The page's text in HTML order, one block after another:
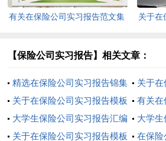
有关在保险公司实习报告范文集
关于在
【保险公司实习报告】相关文章：
精选在保险公司实习报告锦集
8篇
关于在
汇总八
关于在保险公司实习报告模板
合集八篇
有关在
合集10
大学生保险公司实习报告汇编
7篇
大学
6篇
关于在保险公司实习报告模板 在保险